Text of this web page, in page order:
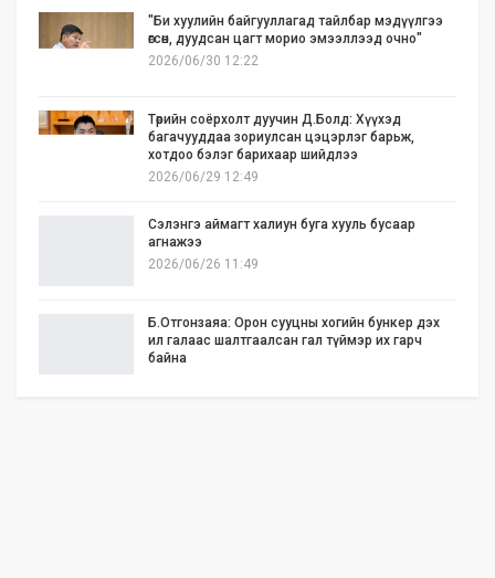
"Би хуулийн байгууллагад тайлбар мэдүүлгээ
өгсөн, дуудсан цагт морио эмээллээд очно"
2026/06/30 12:22
Төрийн соёрхолт дуучин Д.Болд: Хүүхэд
багачууддаа зориулсан цэцэрлэг барьж,
хотдоо бэлэг барихаар шийдлээ
2026/06/29 12:49
Сэлэнгэ аймагт халиун буга хууль бусаар
агнажээ
2026/06/26 11:49
Б.Отгонзаяа: Орон сууцны хогийн бункер дэх
ил галаас шалтгаалсан гал түймэр их гарч
байна